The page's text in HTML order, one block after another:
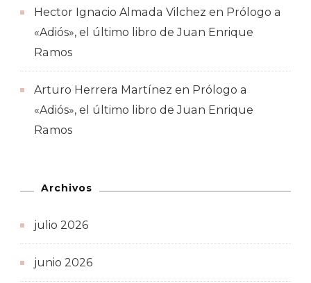
Hector Ignacio Almada Vilchez en Prólogo a
«Adiós», el último libro de Juan Enrique
Ramos
Arturo Herrera Martínez en Prólogo a
«Adiós», el último libro de Juan Enrique
Ramos
Archivos
julio 2026
junio 2026